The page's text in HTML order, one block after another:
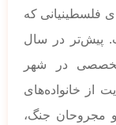
فلسطینیانی که
پیش‌تر در سال
مرکزی تخصصی در شهر
از خانواده‌های
و مجروحان جنگ،